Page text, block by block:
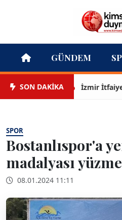
GÜNDEM
SON DAKİKAİzmir
SPOR
Bostanlıspor'a
madalyası
08.01.2024 11:11